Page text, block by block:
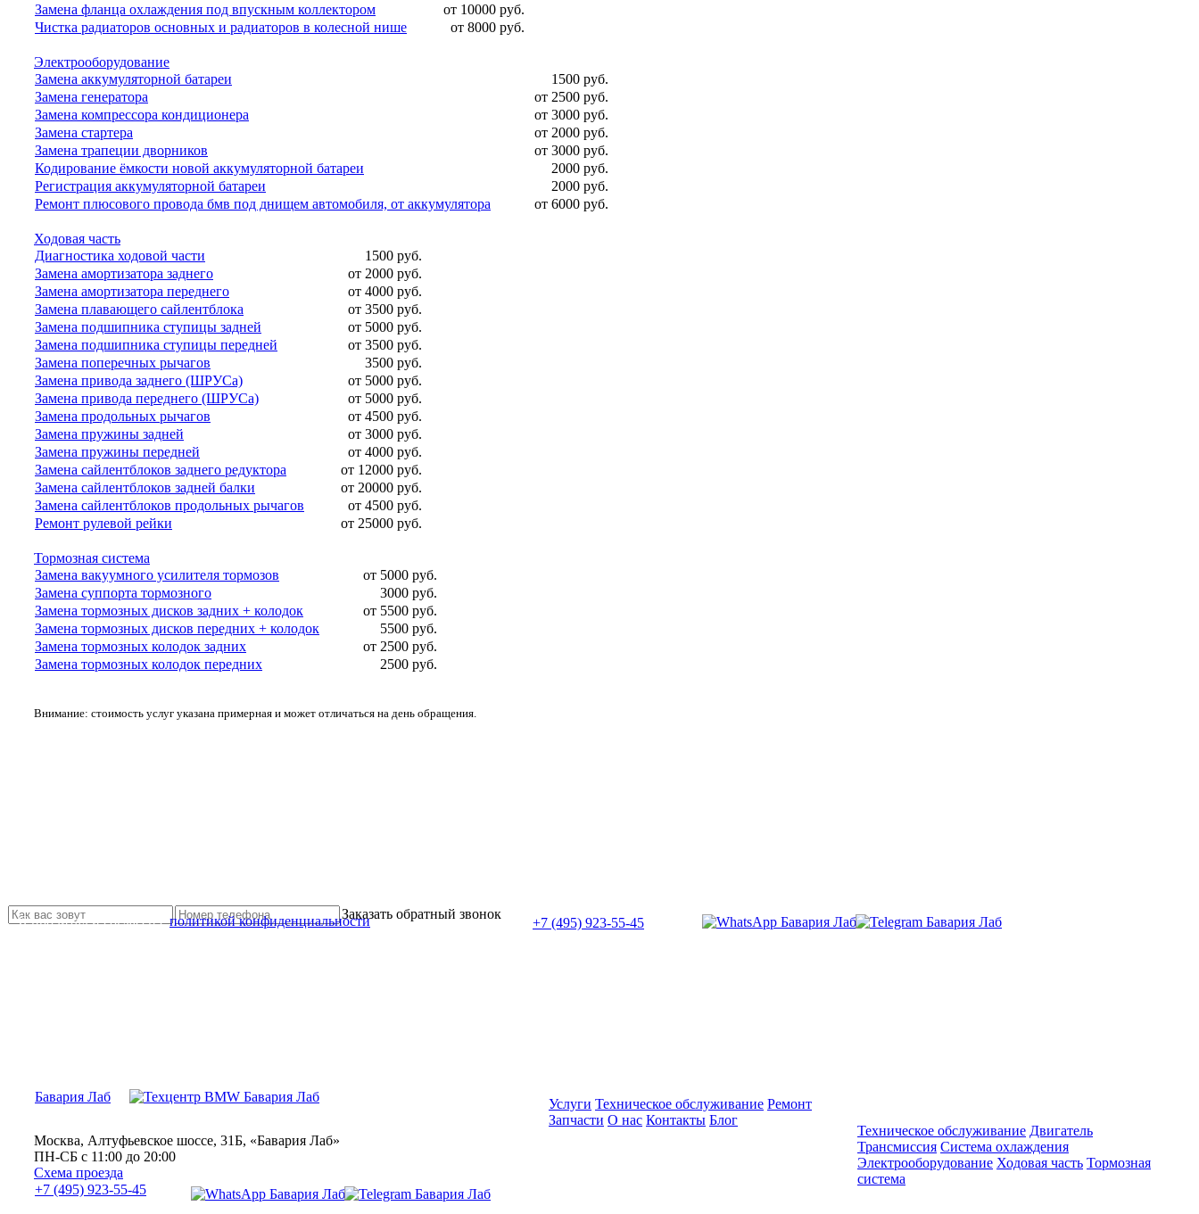
Замена фланца охлаждения под впускным коллектором
от 10000 руб.
Чистка радиаторов основных и радиаторов в колесной нише
от 8000 руб.
Электрооборудование
Замена аккумуляторной батареи
1500 руб.
Замена генератора
от 2500 руб.
Замена компрессора кондиционера
от 3000 руб.
Замена стартера
от 2000 руб.
Замена трапеции дворников
от 3000 руб.
Кодирование ёмкости новой аккумуляторной батареи
2000 руб.
Регистрация аккумуляторной батареи
2000 руб.
Ремонт плюсового провода бмв под днищем автомобиля, от аккумулятора
от 6000 руб.
Ходовая часть
Диагностика ходовой части
1500 руб.
Замена амортизатора заднего
от 2000 руб.
Замена амортизатора переднего
от 4000 руб.
Замена плавающего сайлентблока
от 3500 руб.
Замена подшипника ступицы задней
от 5000 руб.
Замена подшипника ступицы передней
от 3500 руб.
Замена поперечных рычагов
3500 руб.
Замена привода заднего (ШРУСа)
от 5000 руб.
Замена привода переднего (ШРУСа)
от 5000 руб.
Замена продольных рычагов
от 4500 руб.
Замена пружины задней
от 3000 руб.
Замена пружины передней
от 4000 руб.
Замена сайлентблоков заднего редуктора
от 12000 руб.
Замена сайлентблоков задней балки
от 20000 руб.
Замена сайлентблоков продольных рычагов
от 4500 руб.
Ремонт рулевой рейки
от 25000 руб.
Тормозная система
Замена вакуумного усилителя тормозов
от 5000 руб.
Замена суппорта тормозного
3000 руб.
Замена тормозных дисков задних + колодок
от 5500 руб.
Замена тормозных дисков передних + колодок
5500 руб.
Замена тормозных колодок задних
от 2500 руб.
Замена тормозных колодок передних
2500 руб.
Внимание: стоимость услуг указана примерная и может отличаться на день обращения.
Заказать обратный звонок
Я прочитал и согласен сполитикой конфиденциальности
+7 (495) 923-55-45
Бавария Лаб
Москва, Алтуфьевское шоссе, 31Б, «Бавария Лаб»
ПН-СБ с 11:00 до 20:00
Схема проезда
+7 (495) 923-55-45
Услуги Техническое обслуживание Ремонт
Запчасти О нас Контакты Блог
Техническое обслуживание Двигатель
Трансмиссия Система охлаждения
Электрооборудование Ходовая часть Тормозная
система